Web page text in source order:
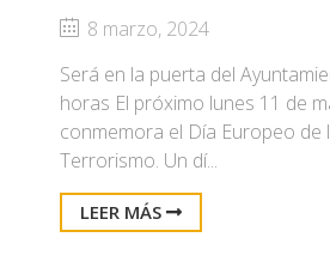
8 marzo, 2024
Será en la puerta del
horas El próximo lunes 11 de
conmemora el Día Europeo de
Terrorismo. Un dí...
LEER MÁS